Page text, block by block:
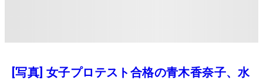
[写真] 女子プロテスト合格の青木香奈子、水